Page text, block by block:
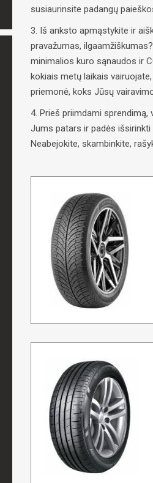
susiaurinsite padangų
3. Iš anksto apmąstykite ir
pravažumas,
minimalios kuro sąnaudos ir
kokiais metų laikais
priemonė, koks Jūsų
4. Prieš priimdami
Jums patars ir padės
Neabejokite, skambinkite,